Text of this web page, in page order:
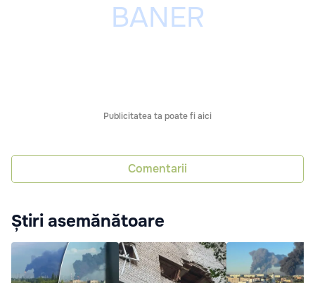
Publicitatea ta poate fi aici
Comentarii
Știri asemănătoare